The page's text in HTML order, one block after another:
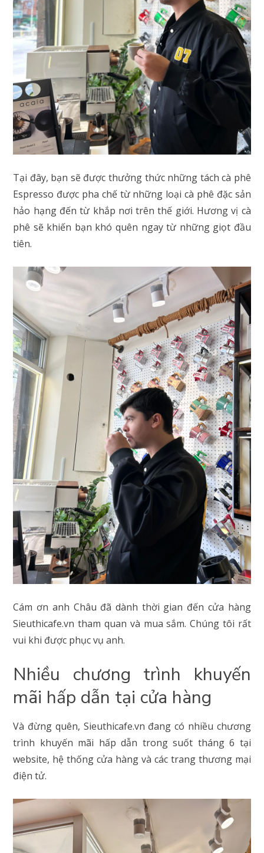
Tại đây, bạn sẽ được thưởng thức những tách cà phê
Espresso được pha chế từ những loại cà phê đặc sản
hảo hạng đến từ khắp nơi trên thế giới. Hương vị cà
phê sẽ khiến bạn khó quên ngay từ những giọt đầu
tiên.
Cám ơn anh Châu đã dành thời gian đến cửa hàng
Sieuthicafe.vn tham quan và mua sắm. Chúng tôi rất
vui khi được phục vụ anh.
Nhiều chương trình khuyến
mãi hấp dẫn tại cửa hàng
Và đừng quên, Sieuthicafe.vn đang có nhiều chương
trình khuyến mãi hấp dẫn trong suốt tháng 6 tại
website, hệ thống cửa hàng và các trang thương mại
điện tử.